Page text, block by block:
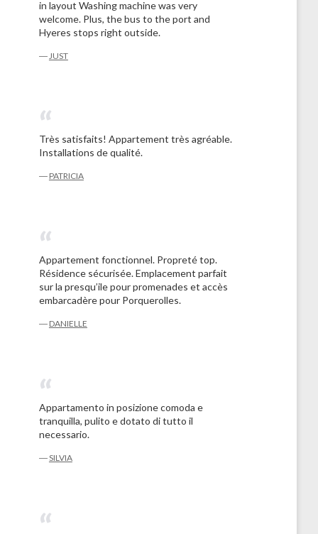
in layout Washing machine was very
welcome. Plus, the bus to the port and
Hyeres stops right outside.
― JUST
Très satisfaits! Appartement très agréable.
Installations de qualité.
― PATRICIA
Appartement fonctionnel. Propreté top.
Résidence sécurisée. Emplacement parfait
sur la presqu’ile pour promenades et accès
embarcadère pour Porquerolles.
― DANIELLE
Appartamento in posizione comoda e
tranquilla, pulito e dotato di tutto il
necessario.
―SILVIA